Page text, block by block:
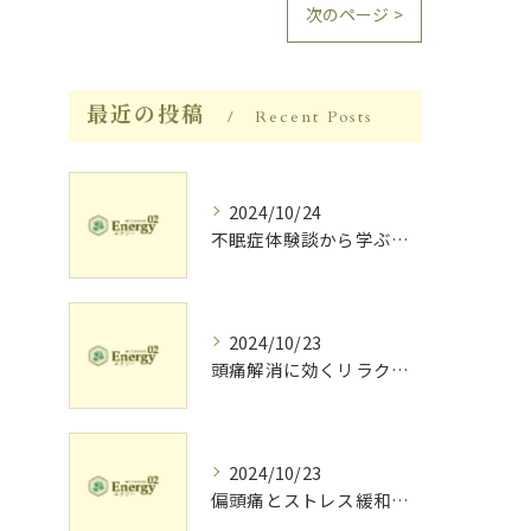
次のページ >
最近の投稿 Recent Posts
2024/10/24
不眠症体験談から学ぶ睡眠質向上法
2024/10/23
頭痛解消に効くリラク体験談
2024/10/23
偏頭痛とストレス緩和に効果的なリラクゼーション法